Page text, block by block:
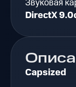
Capsized
Звуковая
DirectX